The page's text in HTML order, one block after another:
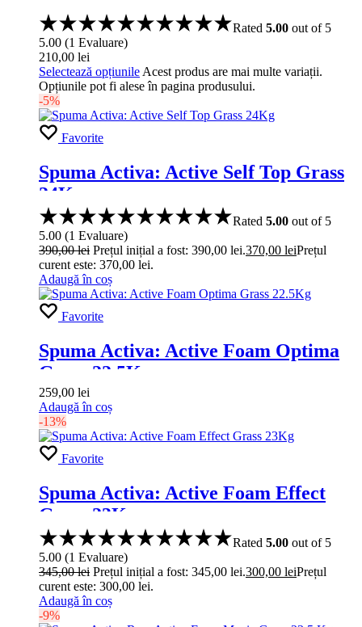
Rated 5.00 out of 5
5.00 (1 Evaluare)
210,00 lei
Selectează opțiunile Acest produs are mai multe variații.
Opțiunile pot fi alese în pagina produsului.
-5%
Favorite
Spuma Activa: Active Self Top Grass
24Kg
Rated 5.00 out of 5
5.00 (1 Evaluare)
390,00lei Prețul inițial a fost: 390,00 lei.370,00 leiPrețul
curent este: 370,00 lei.
Adaugă în coș
Favorite
Spuma Activa: Active Foam Optima
Grass 22.5Kg
259,00 lei
Adaugă în coș
-13%
Favorite
Spuma Activa: Active Foam Effect
Grass 23Kg
Rated 5.00 out of 5
5.00 (1 Evaluare)
345,00lei Prețul inițial a fost: 345,00 lei.300,00 leiPrețul
curent este: 300,00 lei.
Adaugă în coș
-9%